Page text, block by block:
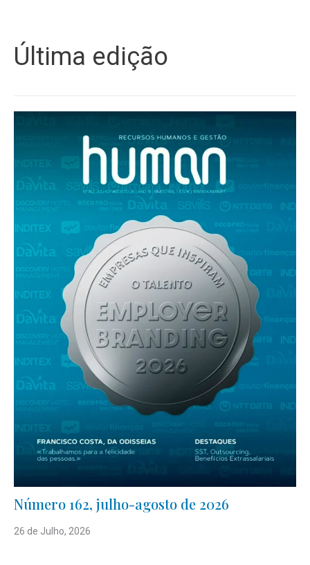
Última edição
Número 162, julho-agosto de 2026
26 de Julho, 2026